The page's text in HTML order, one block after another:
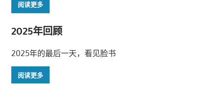
阅读更多
2025年回顾
2025年的最后一天，看见脸书
阅读更多